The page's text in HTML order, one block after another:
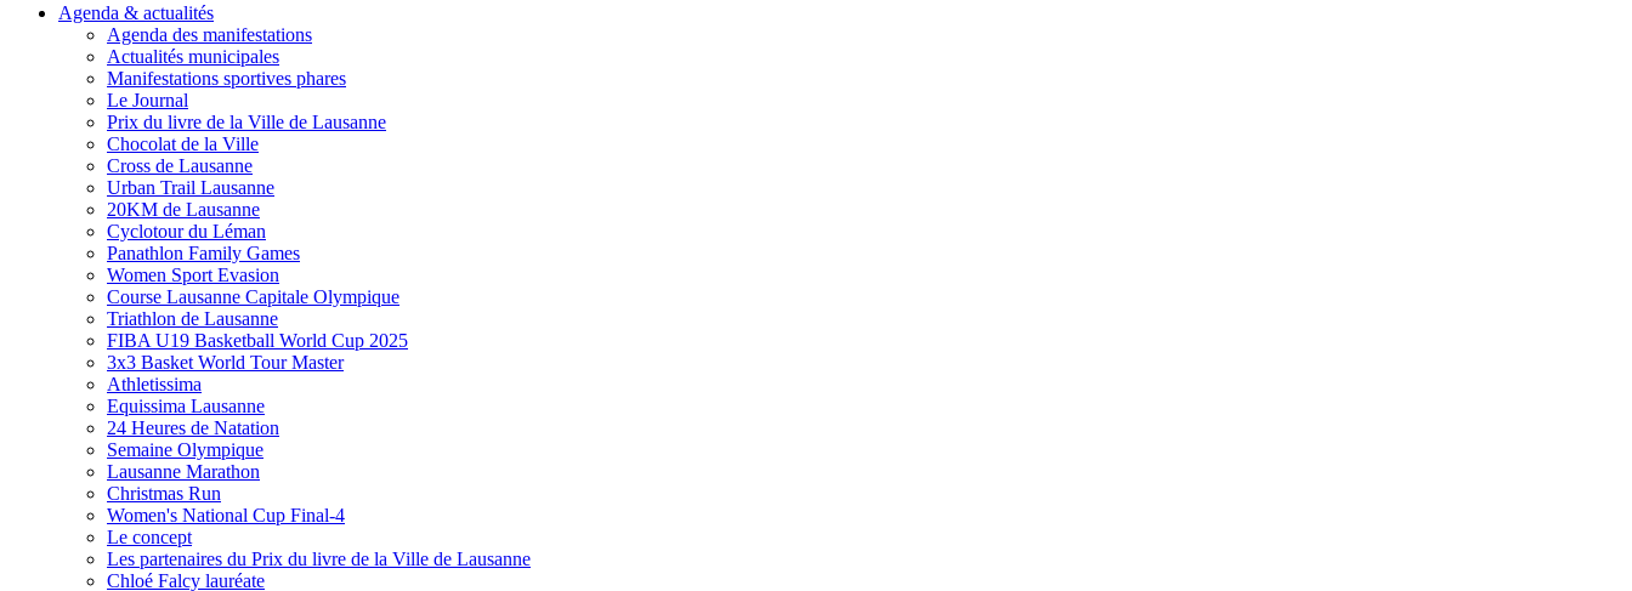
Agenda & actualités
Agenda des manifestations
Actualités municipales
Manifestations sportives phares
Le Journal
Prix du livre de la Ville de Lausanne
Chocolat de la Ville
Cross de Lausanne
Urban Trail Lausanne
20KM de Lausanne
Cyclotour du Léman
Panathlon Family Games
Women Sport Evasion
Course Lausanne Capitale Olympique
Triathlon de Lausanne
FIBA U19 Basketball World Cup 2025
3x3 Basket World Tour Master
Athletissima
Equissima Lausanne
24 Heures de Natation
Semaine Olympique
Lausanne Marathon
Christmas Run
Women's National Cup Final-4
Le concept
Les partenaires du Prix du livre de la Ville de Lausanne
Chloé Falcy lauréate